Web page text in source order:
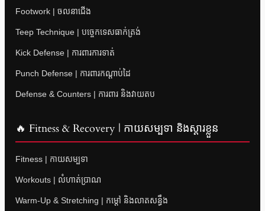
Footwork | ចលនាជើង
Teep Technique | បច្ចេកទេសធាក់ត្រង់
Kick Defense | ការពារការទាត់
Punch Defense | ការពារកណ្តាប់ដៃ
Defense & Counters | ការពារ និងវាយតប
🔥 Fitness & Recovery | កាយសម្បទា និងស្តារខ្លួន
Fitness | កាយសម្បទា
Workouts | លំហាត់ប្រាណ
Warm-Up & Stretching | កម្តៅ និងលាតសន្ធឹង